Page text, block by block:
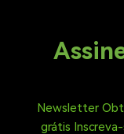
Newsletter
grátis